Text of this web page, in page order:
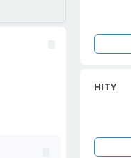
HITY